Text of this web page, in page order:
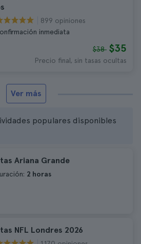
899 opiniones
inmediata
$38 $35
Precio final, sin tasas ocultas
Ver más
populares disponibles
Ariana Grande
2 horas
NFL Londres 2026